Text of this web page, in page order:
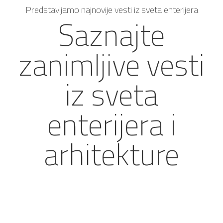
Predstavljamo najnovije vesti iz sveta enterijera
Saznajte
zanimljive vesti
iz sveta
enterijera i
arhitekture